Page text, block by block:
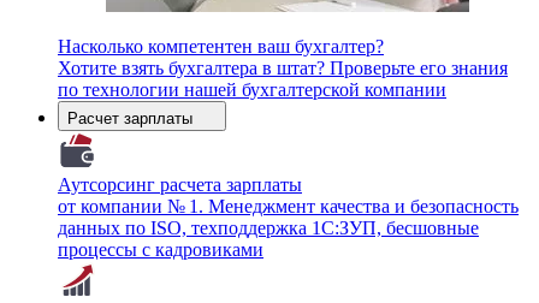
Насколько компетентен ваш бухгалтер?
Хотите взять бухгалтера в штат? Проверьте его знания
по технологии нашей бухгалтерской компании
Расчет зарплаты
Аутсорсинг расчета зарплаты
от компании № 1. Менеджмент качества и безопасность
данных по ISO, техподдержка 1С:ЗУП, бесшовные
процессы с кадровиками